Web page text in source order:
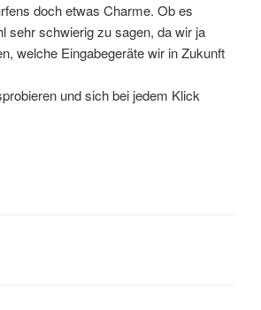
doch etwas Charme. Ob es
sehr schwierig zu sagen, da wir ja
welche Eingabegeräte wir in Zukunft
und sich bei jedem Klick